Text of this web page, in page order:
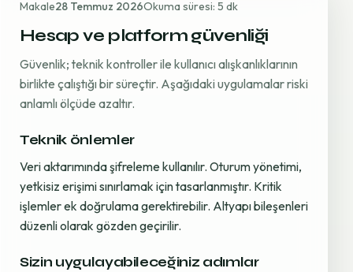
Makale28 Temmuz 2026Okuma süresi: 5 dk
Hesap ve platform güvenliği
Güvenlik; teknik kontroller ile kullanıcı alışkanlıklarının
birlikte çalıştığı bir süreçtir. Aşağıdaki uygulamalar riski
anlamlı ölçüde azaltır.
Teknik önlemler
Veri aktarımında şifreleme kullanılır. Oturum yönetimi,
yetkisiz erişimi sınırlamak için tasarlanmıştır. Kritik
işlemler ek doğrulama gerektirebilir. Altyapı bileşenleri
düzenli olarak gözden geçirilir.
Sizin uygulayabileceğiniz adımlar